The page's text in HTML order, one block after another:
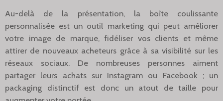
Au-delà de la présentation, la boîte coulissante
personnalisée est un outil marketing qui peut améliorer
votre image de marque, fidéliser vos clients et même
attirer de nouveaux acheteurs grâce à sa visibilité sur les
réseaux sociaux. De nombreuses personnes aiment
partager leurs achats sur Instagram ou Facebook ; un
packaging distinctif est donc un atout de taille pour